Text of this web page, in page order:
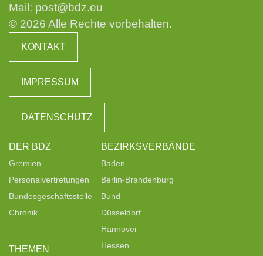
Mail: post@bdz.eu
© 2026 Alle Rechte vorbehalten.
KONTAKT
IMPRESSUM
DATENSCHUTZ
DER BDZ
Gremien
Personalvertretungen
Bundesgeschäftsstelle
Chronik
THEMEN
BEZIRKSVERBÄNDE
Baden
Berlin-Brandenburg
Bund
Düsseldorf
Hannover
Hessen